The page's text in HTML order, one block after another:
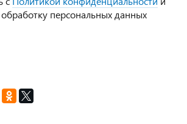
персональных данных